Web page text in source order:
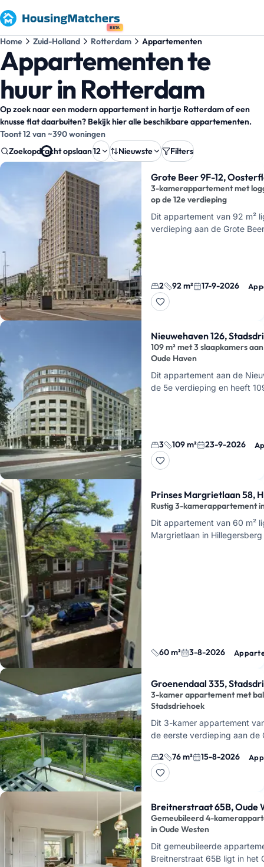
BETA
Home Zuid-Holland Rotterdam Appartementen
Appartementen te
huur in Rotterdam
Op zoek naar een modern appartement in hartje Rotterdam of een
knusse flat daarbuiten? Bekijk hier alle beschikbare appartementen.
Toont 12 van ~390 woningen
Zoekopdracht opslaan12 Nieuwste Filters
Zoekresultaten Grote Beer 9F-12,
3-kamerappartement met
op de 12e verdieping
Dit appartement van 92 m²
verdieping aan de Grote
2 92 m² 17-9-2026
Nieuwehaven 126,
109 m² met 3 slaapkamers
Oude Haven
Dit appartement aan de
de 5e verdieping en heeft
3 109 m² 23-9-2026
Prinses Margrietlaan 58,
Rustig 3-kamerappartement
Dit appartement van 60 m²
Margrietlaan in
60 m² 3-8-2026
Groenendaal 335,
3-kamer appartement met
Stadsdriehoek
Dit 3-kamer appartement
de eerste verdieping aan de
Je hebt hier een woonkame…
2 76 m² 15-8-2026
Breitnerstraat 65B, Oude
Gemeubileerd 4-
in Oude Westen
Dit gemeubileerde
Breitnerstraat 65B ligt in het